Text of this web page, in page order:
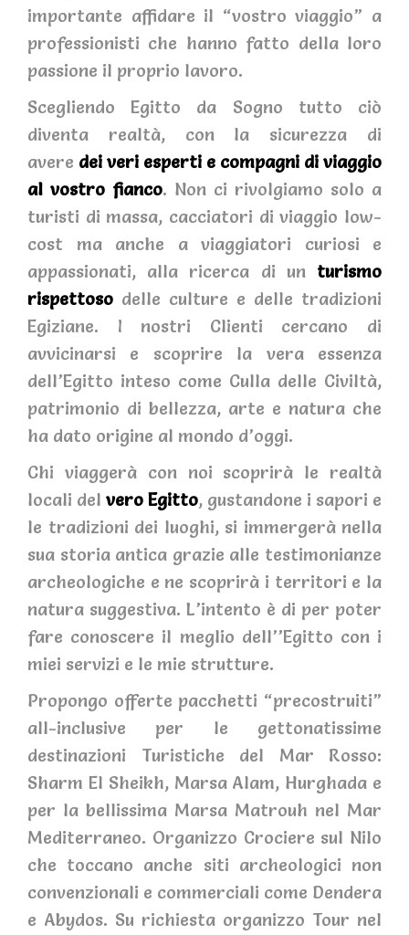
importante affidare il “vostro viaggio” a
professionisti che hanno fatto della loro
passione il proprio lavoro.
Scegliendo Egitto da Sogno tutto ciò
diventa realtà, con la sicurezza di
avere dei veri esperti e compagni di viaggio
al vostro fianco. Non ci rivolgiamo solo a
turisti di massa, cacciatori di viaggio low-
cost ma anche a viaggiatori curiosi e
appassionati, alla ricerca di un turismo
rispettoso delle culture e delle tradizioni
Egiziane. I nostri Clienti cercano di
avvicinarsi e scoprire la vera essenza
dell’Egitto inteso come Culla delle Civiltà,
patrimonio di bellezza, arte e natura che
ha dato origine al mondo d’oggi.
Chi viaggerà con noi scoprirà le realtà
locali del vero Egitto, gustandone i sapori e
le tradizioni dei luoghi, si immergerà nella
sua storia antica grazie alle testimonianze
archeologiche e ne scoprirà i territori e la
natura suggestiva. L’intento è di per poter
fare conoscere il meglio dell’’Egitto con i
miei servizi e le mie strutture.
Propongo offerte pacchetti “precostruiti”
all-inclusive per le gettonatissime
destinazioni Turistiche del Mar Rosso:
Sharm El Sheikh, Marsa Alam, Hurghada e
per la bellissima Marsa Matrouh nel Mar
Mediterraneo. Organizzo Crociere sul Nilo
che toccano anche siti archeologici non
convenzionali e commerciali come Dendera
e Abydos. Su richiesta organizzo Tour nel